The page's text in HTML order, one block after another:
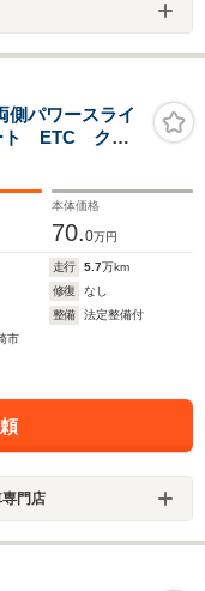
パワースライ
ト ETC クル
本体価格
70.0万円
走行 5.7万km
修復
なし
整備
法定整備付
市
門店